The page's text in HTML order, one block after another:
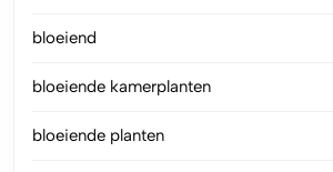
bloeiend
bloeiende kamerplanten
bloeiende planten